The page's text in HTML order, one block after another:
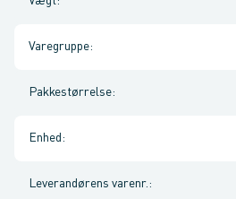
Varegruppe:
Pakkestørrelse:
Enhed :
Leverandørens varenr. :